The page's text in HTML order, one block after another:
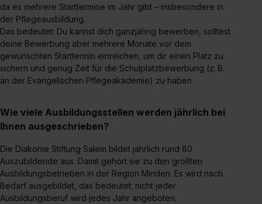
da es mehrere Starttermine im Jahr gibt – insbesondere in
der Pflegeausbildung.
Das bedeutet: Du kannst dich ganzjährig bewerben, solltest
deine Bewerbung aber mehrere Monate vor dem
gewünschten Starttermin einreichen, um dir einen Platz zu
sichern und genug Zeit für die Schulplatzbewerbung (z. B.
an der Evangelischen Pflegeakademie) zu haben.
Wie viele Ausbildungsstellen werden jährlich bei
Ihnen ausgeschrieben?
Die Diakonie Stiftung Salem bildet jährlich rund 80
Auszubildende aus. Damit gehört sie zu den größten
Ausbildungsbetrieben in der Region Minden. Es wird nach
Bedarf ausgebildet, das bedeutet: nicht jeder
Ausbildungsberuf wird jedes Jahr angeboten.